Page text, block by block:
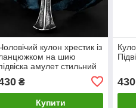
кулон хрестик із
на шию
амулет стильний
₴
Купити
430